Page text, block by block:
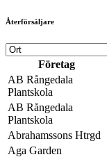
Återförsäljare
Företag
AB Rångedala
Plantskola
AB Rångedala
Plantskola
Abrahamssons Htrgd
Aga Garden